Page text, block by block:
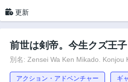
更新
前世は剣帝。今生クズ王子
別名: Zensei Wa Ken Mikado. Konjou
アクション・アドベンチャー ギ